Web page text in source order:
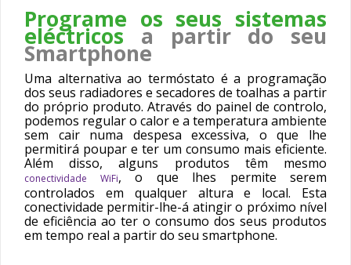
Programe os seus sistemas
eléctricos a partir do seu
Smartphone
Uma alternativa ao termóstato é a programação
dos seus radiadores e secadores de toalhas a partir
do próprio produto. Através do painel de controlo,
podemos regular o calor e a temperatura ambiente
sem cair numa despesa excessiva, o que lhe
permitirá poupar e ter um consumo mais eficiente.
Além disso, alguns produtos têm mesmo
conectividade WiFi, o que lhes permite serem
controlados em qualquer altura e local. Esta
conectividade permitir-lhe-á atingir o próximo nível
de eficiência ao ter o consumo dos seus produtos
em tempo real a partir do seu smartphone.